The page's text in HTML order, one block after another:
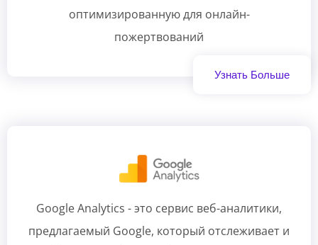
оптимизированную для онлайн-
пожертвований
Узнать Больше
Google Analytics - это сервис веб-аналитики,
предлагаемый Google, который отслеживает и